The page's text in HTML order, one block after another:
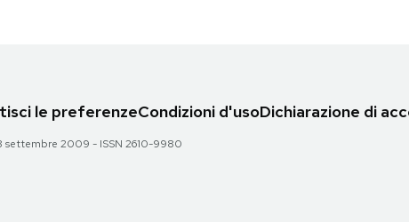
le preferenzeCondizioni d'usoDichiarazione di
settembre 2009 - ISSN 2610-9980